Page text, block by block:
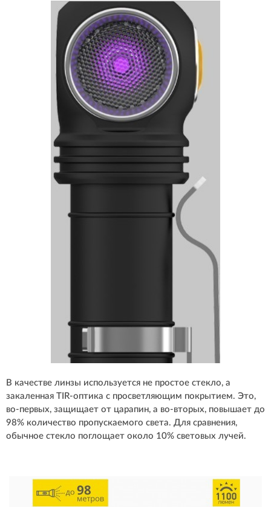
В качестве линзы используется не простое стекло, а
закаленная TIR-оптика с просветляющим покрытием. Это,
во-первых, защищает от царапин, а во-вторых, повышает до
98% количество пропускаемого света. Для сравнения,
обычное стекло поглощает около 10% световых лучей.